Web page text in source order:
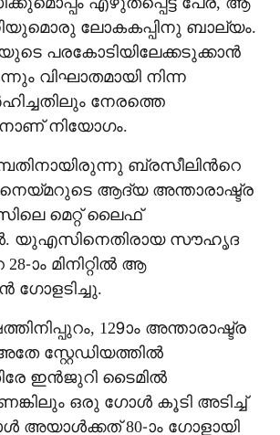
ലോകകപ്പിനു ബാല്യം.
പരകോടിയിലേക്കടുക്കാൻ
വിഘാതമായി നിന്ന
നേരത്തെ
നിയോഗം.
ബ്രസീലിന്‍റെ
ആദ്യ അന്താരാഷ്ട്ര
മെറ്റ് ലൈഫ്
യുഎസിനെതിരായ സൗഹൃദ
ാം മിനിറ്റിൽ ആ
ഗോളടിച്ചു.
129ാം അന്താരാഷ്ട്ര
സ്റ്റേഡിയത്തിൽ
ഇൻജുറി ടൈമിൽ
ഒരു ഗോൾ കൂടി അടിച്ച്
അയാൾക്കത് 80-ാം ഗോളായി